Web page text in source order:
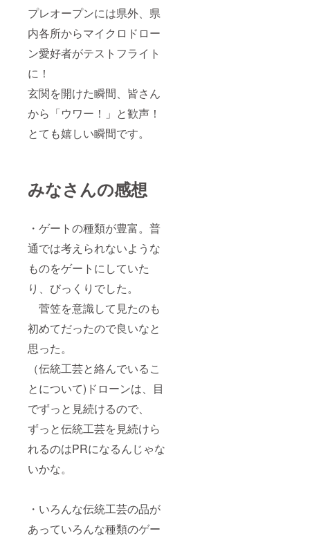
プレオープンには県外、県
内各所からマイクロドロー
ン愛好者がテストフライト
に！
玄関を開けた瞬間、皆さん
から「ウワー！」と歓声！
とても嬉しい瞬間です。
みなさんの感想
・ゲートの種類が豊富。普
通では考えられないような
ものをゲートにしていた
り、びっくりでした。
菅笠を意識して見たのも
初めてだったので良いなと
思った。
（伝統工芸と絡んでいるこ
とについて)ドローンは、目
でずっと見続けるので、
ずっと伝統工芸を見続けら
れるのはPRになるんじゃな
いかな。
・いろんな伝統工芸の品が
あっていろんな種類のゲー